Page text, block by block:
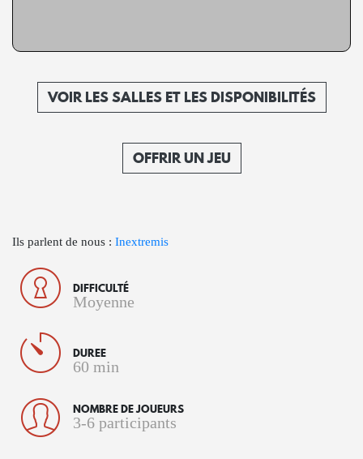
VOIR LES SALLES ET LES DISPONIBILITÉS
OFFRIR UN JEU
Ils parlent de nous : Inextremis
DIFFICULTÉ
Moyenne
DUREE
60 min
NOMBRE DE JOUEURS
3-6 participants